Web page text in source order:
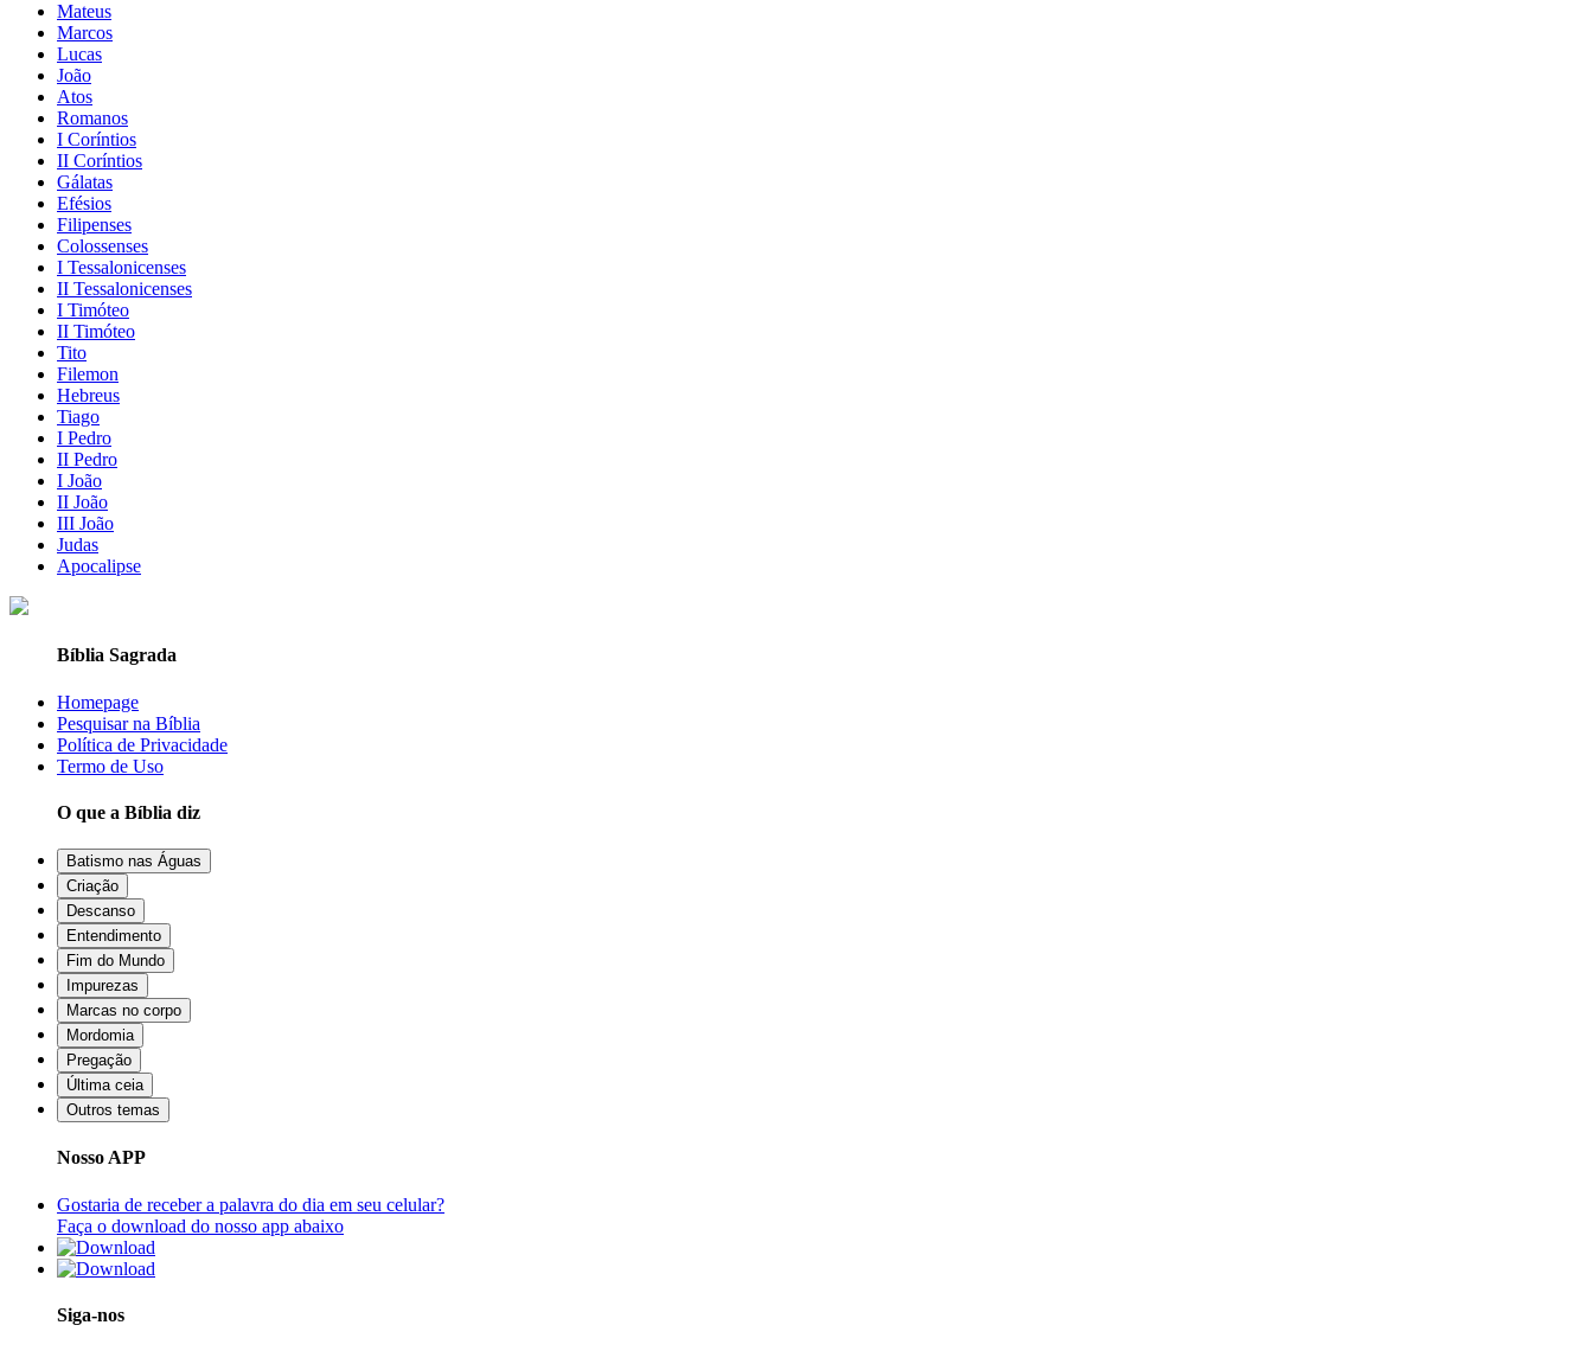
Mateus
Marcos
Lucas
João
Atos
Romanos
I Coríntios
II Coríntios
Gálatas
Efésios
Filipenses
Colossenses
I Tessalonicenses
II Tessalonicenses
I Timóteo
II Timóteo
Tito
Filemon
Hebreus
Tiago
I Pedro
II Pedro
I João
II João
III João
Judas
Apocalipse
Bíblia Sagrada
Homepage
Pesquisar na Bíblia
Política de Privacidade
Termo de Uso
O que a Bíblia diz
Batismo nas Águas
Criação
Descanso
Entendimento
Fim do Mundo
Impurezas
Marcas no corpo
Mordomia
Pregação
Última ceia
Outros temas
Nosso APP
Gostaria de receber a palavra do dia em seu celular?
Faça o download do nosso app abaixo
Siga-nos